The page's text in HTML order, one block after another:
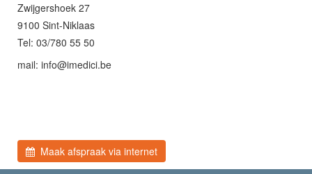
Zwijgershoek 27
9100 Sint-Niklaas
Tel: 03/780 55 50
mail: eb.icidemi@ofni
Maak afspraak via internet